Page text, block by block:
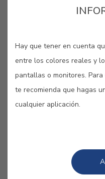
ROSA SUSPIRO #E484
Hay que tener en cuenta
entre los colores reales y
pantallas o monitores.
te recomienda que hagas
cualquier aplicación.